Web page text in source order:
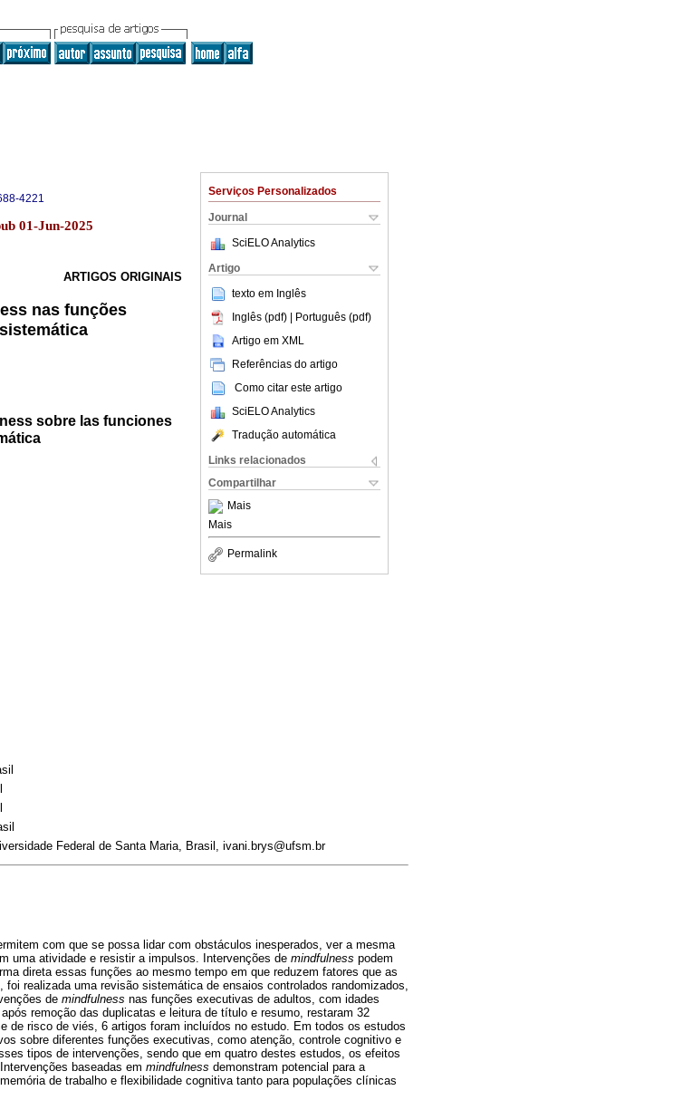
Serviços Personalizados
Journal
SciELO Analytics
Artigo
texto em Inglês
Inglês (pdf) | Português (pdf)
Artigo em XML
Referências do artigo
Como citar este artigo
SciELO Analytics
Tradução automática
Links relacionados
Compartilhar
Mais
Mais
Permalink
4221
01-Jun-2025
ARTIGOS ORIGINAIS
nas funções
sobre las funciones
Federal de Santa Maria, Brasil, ivani.brys@ufsm.br
com que se possa lidar com obstáculos inesperados, ver a mesma
uma atividade e resistir a impulsos. Intervenções de mindfulness podem
direta essas funções ao mesmo tempo em que reduzem fatores que as
realizada uma revisão sistemática de ensaios controlados randomizados,
de mindfulness nas funções executivas de adultos, com idades
remoção das duplicatas e leitura de título e resumo, restaram 32
de risco de viés, 6 artigos foram incluídos no estudo. Em todos os estudos
sobre diferentes funções executivas, como atenção, controle cognitivo e
tipos de intervenções, sendo que em quatro destes estudos, os efeitos
baseadas em mindfulness demonstram potencial para a
de trabalho e flexibilidade cognitiva tanto para populações clínicas